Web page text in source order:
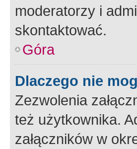
moderatorzy i
skontaktować.
Góra
Dlaczego nie
Zezwolenia
też użytkownika.
załączników w